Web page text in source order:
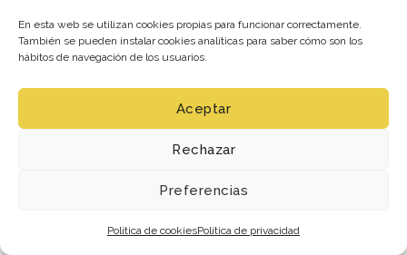
En esta web se utilizan cookies propias para funcionar correctamente.
También se pueden instalar cookies analíticas para saber cómo son los
hábitos de navegación de los usuarios.
Aceptar
Rechazar
Preferencias
Política de cookiesPolítica de privacidad
Puedes aprender aquello que te gusta, por el
aprender aquello que la gente valora: